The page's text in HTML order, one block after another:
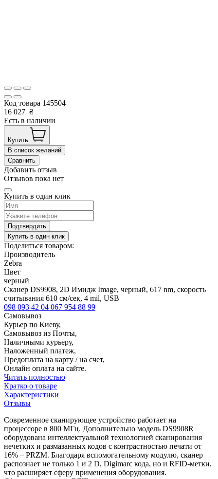
Код товара 145504
16 027 ₴
Есть в наличии
Купить
В список желаний
Сравнить
Добавить отзыв
Отзывов пока нет
Купить в один клик
Подтвердить
Купить в один клик
Поделиться товаром:
Производитель
Zebra
Цвет
черный
Сканер DS9908, 2D Имидж Image, черный, 617 nm, скорость
считывания 610 см/сек, 4 mil, USB
098 093 42 04 067 954 88 99
Самовывоз
Курьер по Киеву,
Самовывоз из Почты,
Наличными курьеру,
Наложенный платеж,
Предоплата на карту / на счет,
Онлайн оплата на сайте.
Читать полностью
Кратко о товаре
Характеристики
Отзывы
Современное сканирующее устройство работает на
процессоре в 800 МГц. Дополнительно модель DS9908R
оборудована интеллектуальной технологией сканирования
нечетких и размазанных кодов с контрастностью печати от
16% – PRZM. Благодаря вспомогательному модулю, сканер
распознает не только 1 и 2 D, Digimarc кода, но и RFID-метки,
что расширяет сферу применения оборудования.